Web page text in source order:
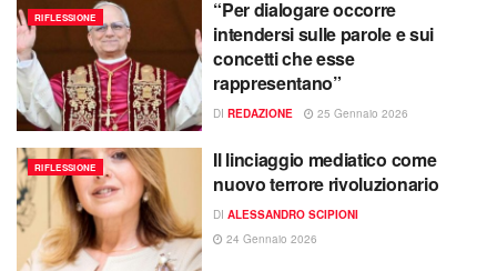
RIFLESSIONE
“Per dialogare occorre
intendersi sulle parole e sui
concetti che esse
rappresentano”
DI REDAZIONE 25 Gennaio 2026
RIFLESSIONE
Il linciaggio mediatico come
nuovo terrore rivoluzionario
DI ALESSANDRO SCIPIONI
24 Gennaio 2026